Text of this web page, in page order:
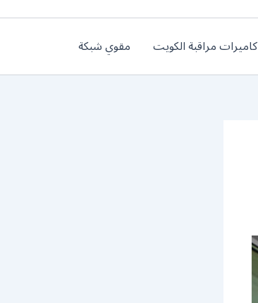
كاميرات مراقبة الكويت مقوي شبكة